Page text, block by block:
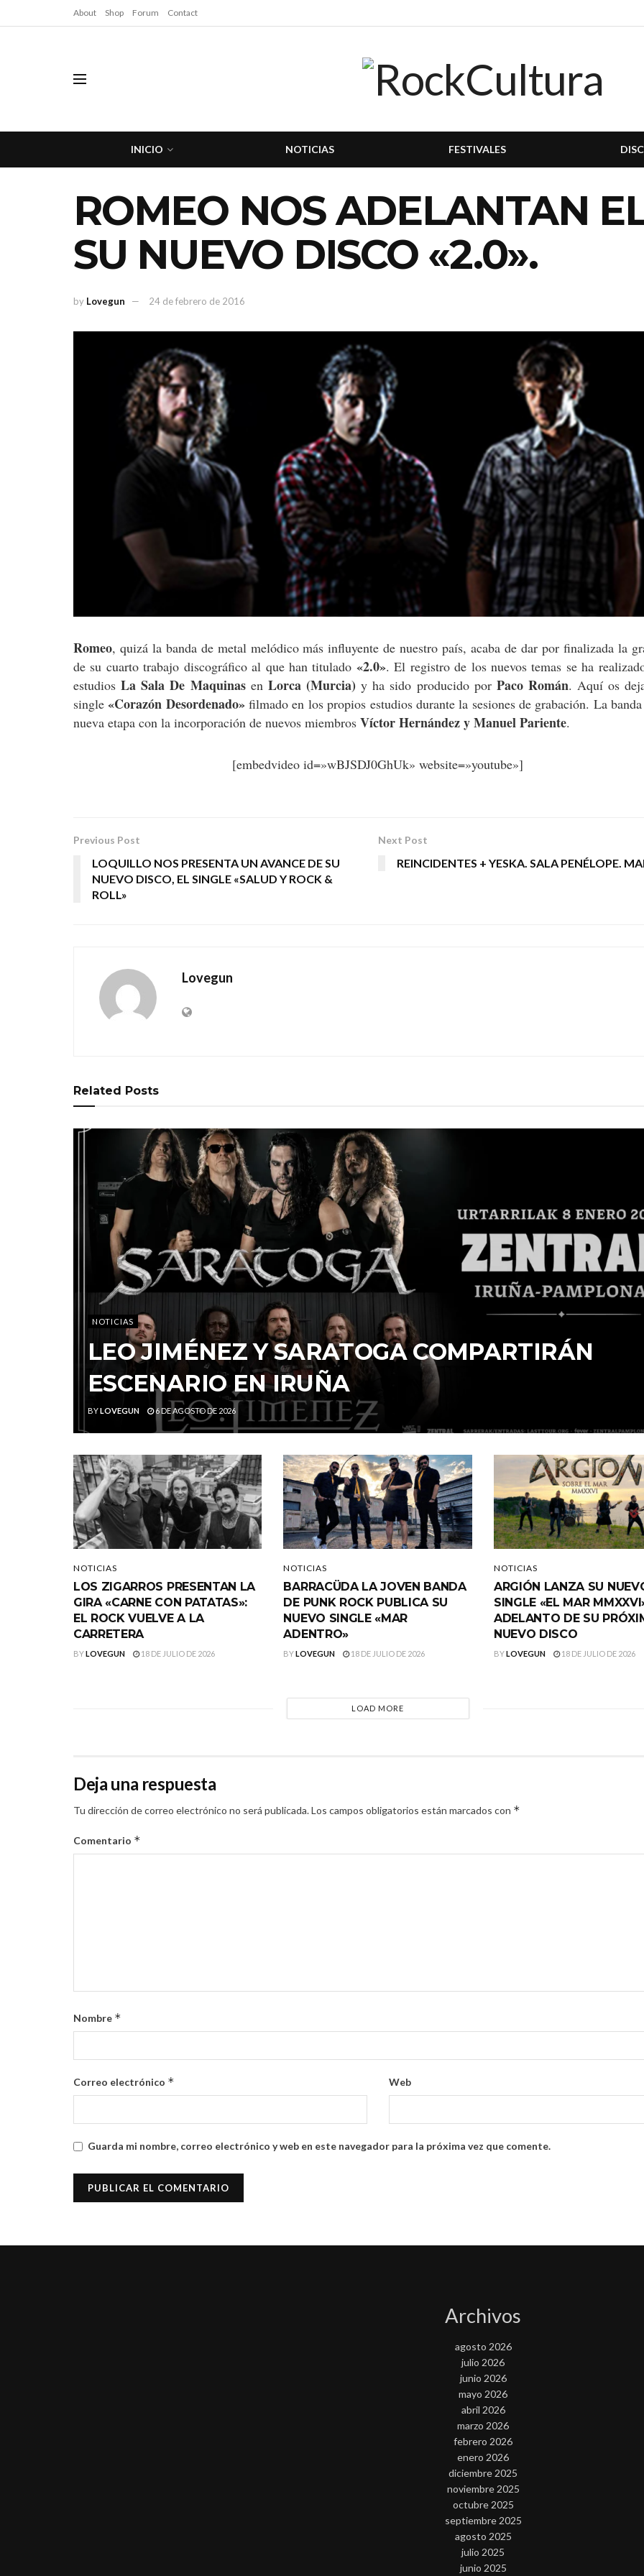
About Shop Forum Contact
INICIO NOTICIAS FESTIVALES
ROMEO NOS ADELANTAN
SU NUEVO DISCO «2.0».
by Lovegun 24 de febrero de 2016
Romeo, quizá la banda de metal melódico más influyente de nuestro país, acaba de dar por finalizada la
de su cuarto trabajo discográfico al que han titulado «2.0». El registro de los nuevos temas se ha
estudiosLa Sala De MaquinasenLorca (Murcia) y ha sido producido por Paco Román. Aquí os
single«Corazón Desordenado»filmado en los propios estudios durante la sesiones de grabación. La
nueva etapa con la incorporación de nuevos miembros Víctor Hernández y Manuel Pariente.
[embedvideo id=»wBJSDJ0GhUk» website=»youtube»]
Previous Post
LOQUILLO NOS PRESENTA UN AVANCE DE SU
NUEVO DISCO, EL SINGLE «SALUD Y ROCK &
ROLL»
Next Post
REINCIDENTES + YESKA. SALA PENÉLOPE.
Lovegun
Related Posts
NOTICIAS
LEO JIMÉNEZ Y SARATOGA COMPARTIRÁN
ESCENARIO EN IRUÑA
BYLOVEGUN 6 DE AGOSTO DE 2026
NOTICIAS
LOS ZIGARROS PRESENTAN LA
GIRA «CARNE CON PATATAS»:
EL ROCK VUELVE A LA
CARRETERA
BYLOVEGUN 18 DE JULIO DE 2026
NOTICIAS
BARRACÜDA LA JOVEN BANDA
DE PUNK ROCK PUBLICA SU
NUEVO SINGLE «MAR
ADENTRO»
BYLOVEGUN 18 DE JULIO DE 2026
NOTICIAS
ARGIÓN LANZA SU
SINGLE «EL MAR
ADELANTO DE SU
NUEVO DISCO
BYLOVEGUN 18 DE JULIO DE 2026
LOAD MORE
Deja una respuesta
Tu dirección de correo electrónico no será publicada.Los campos obligatorios están marcados con *
Comentario *
Nombre *
Correo electrónico * Web
Guarda mi nombre, correo electrónico y web en este navegador para la próxima vez que comente.
Archivos
agosto 2026
julio 2026
junio 2026
mayo 2026
abril 2026
marzo 2026
febrero 2026
enero 2026
diciembre 2025
noviembre 2025
octubre 2025
septiembre 2025
agosto 2025
julio 2025
junio 2025